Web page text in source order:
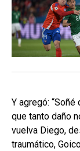
Y agregó:
que tanto daño
vuelva Diego,
traumático,